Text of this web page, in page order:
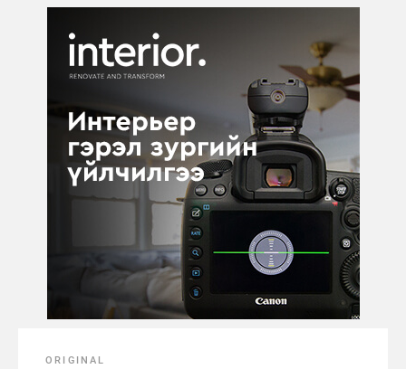
ORIGINAL